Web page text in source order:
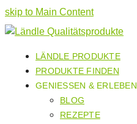
skip to Main Content
LÄNDLE PRODUKTE
PRODUKTE FINDEN
GENIESSEN & ERLEBEN
BLOG
REZEPTE